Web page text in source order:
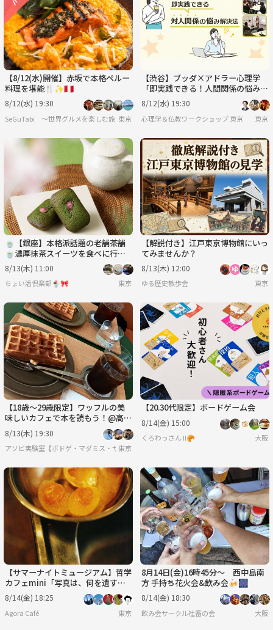
【8/12(水)開催】赤坂で本格ペルー
料理を堪能🍴✨🇵🇪
8/12(水) 19:30
SeGuTabi 〜世界グルメを楽しむ旅 in Tokyo〜
東京
【渋谷】ブッダ×アドラー心理学
「即実践できる！人間関係の悩み解
決法」ワークショップ‐東京
8/12(水) 19:30
心理学＆仏教ワークショップ 東京 東京
🍵【銀座】本格派話題の老舗茶舗
🍵濃厚抹茶スイーツを食べに行こ
う😊
8/13(木) 11:00
ちょい活倶楽部🍨🎀 東京
【解説付き】江戸東京博物館にいっ
てみませんか？
8/13(木) 12:00
ゆる歴史散歩会 東京
【18歳〜29歳限定】ワッフルの美
味しいカフェで本を読もう！@高輪
ゲートウェイ
8/13(木) 19:30
アソビ実験室【ボドゲ・マダミス・サバゲー】
東京
【20.30代限定】ボードゲーム会
8/14(金) 15:00
くろわっさん Ⅱ🥐 大阪
【サマーナイトミュージアム】哲学
カフェmini「写真は、何を遺すの
か？」@ 東京写真美術館※年齢制
限有
8/14(金) 18:25
Agora Café 東京
8月14日(金)16時45分〜 西中島南
方 手持ち花火会&飲み会🍻🎆
8/14(金) 18:30
飲み会サークル社畜の会 大阪